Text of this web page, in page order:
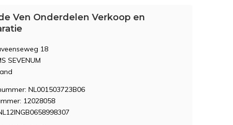
Ven Onderdelen Verkoop en
18
SEVENUM
NL001503723B06
12028058